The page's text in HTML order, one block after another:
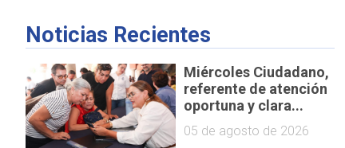
Noticias Recientes
Miércoles Ciudadano,
referente de atención
oportuna y clara...
05 de agosto de 2026